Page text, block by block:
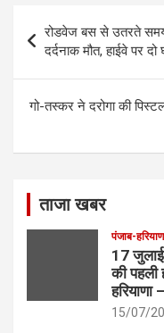
Post
navigation
रोडवेज बस से उतरते
दर्दनाक मौत, हाईवे पर
गो-तस्कर ने दरोगा की
ताजा खबर
पंजाब-
17
की पहली
हरियाणा
15/07/